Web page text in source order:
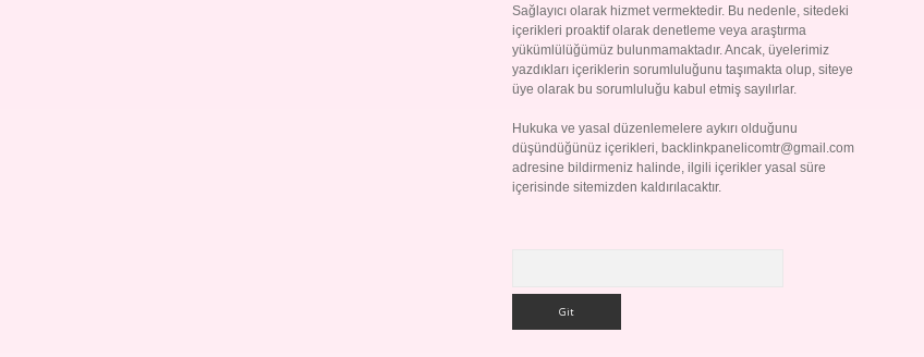
Sağlayıcı olarak hizmet vermektedir. Bu nedenle, sitedeki
içerikleri proaktif olarak denetleme veya araştırma
yükümlülüğümüz bulunmamaktadır. Ancak, üyelerimiz
yazdıkları içeriklerin sorumluluğunu taşımakta olup, siteye
üye olarak bu sorumluluğu kabul etmiş sayılırlar.
Hukuka ve yasal düzenlemelere aykırı olduğunu
düşündüğünüz içerikleri, backlinkpanelicomtr@gmail.com
adresine bildirmeniz halinde, ilgili içerikler yasal süre
içerisinde sitemizden kaldırılacaktır.